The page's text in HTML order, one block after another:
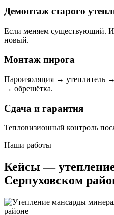
Демонтаж старого
Если меняем существующий.
новый.
Монтаж пирога
Пароизоляция → утеплитель
→ обрешётка.
Сдача и гарантия
Тепловизионный контроль
Наши работы
Кейсы —
Серпуховском